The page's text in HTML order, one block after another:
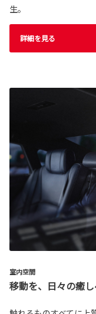
生。
詳細を見る
室内空間
移動を、日々の癒し